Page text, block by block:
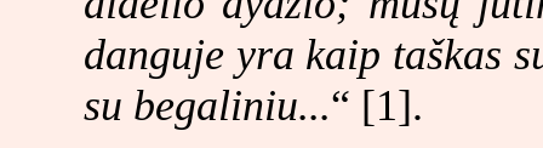
danguje yra kaip taškas
su begaliniu...“ [1].